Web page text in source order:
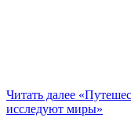
Читать далее
исследуют миры»